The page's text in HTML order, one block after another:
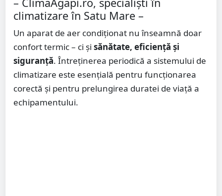
– ClimaAgapi.ro, specialiști în
climatizare în Satu Mare –
Un aparat de aer condiționat nu înseamnă doar
confort termic – ci și sănătate, eficiență și
siguranță. Întreținerea periodică a sistemului de
climatizare este esențială pentru funcționarea
corectă și pentru prelungirea duratei de viață a
echipamentului.